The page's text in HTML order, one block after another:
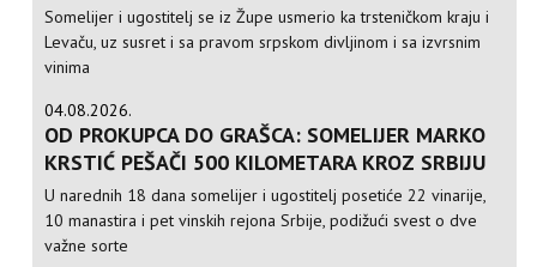
Somelijer i ugostitelj se iz Župe usmerio ka trsteničkom kraju i
Levaču, uz susret i sa pravom srpskom divljinom i sa izvrsnim
vinima
04.08.2026.
OD PROKUPCA DO GRAŠCA: SOMELIJER MARKO
KRSTIĆ PEŠAČI 500 KILOMETARA KROZ SRBIJU
U narednih 18 dana somelijer i ugostitelj posetiće 22 vinarije,
10 manastira i pet vinskih rejona Srbije, podižući svest o dve
važne sorte